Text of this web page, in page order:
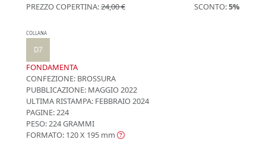
PREZZO COPERTINA:24,00 € SCONTO:5%
COLLANA
D7
FONDAMENTA
CONFEZIONE: BROSSURA
PUBBLICAZIONE: MAGGIO 2022
ULTIMA RISTAMPA: FEBBRAIO 2024
PAGINE: 224
PESO: 224 GRAMMI
FORMATO: 120 X 195 mm